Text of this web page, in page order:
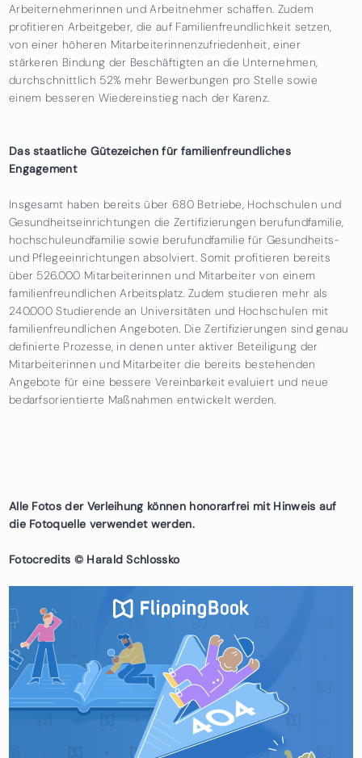
Arbeiternehmerinnen und Arbeitnehmer schaffen. Zudem
profitieren Arbeitgeber, die auf Familienfreundlichkeit setzen,
von einer höheren Mitarbeiterinnenzufriedenheit, einer
stärkeren Bindung der Beschäftigten an die Unternehmen,
durchschnittlich 52% mehr Bewerbungen pro Stelle sowie
einem besseren Wiedereinstieg nach der Karenz.
Das staatliche Gütezeichen für familienfreundliches
Engagement
Insgesamt haben bereits über 680 Betriebe, Hochschulen und
Gesundheitseinrichtungen die Zertifizierungen berufundfamilie,
hochschuleundfamilie sowie berufundfamilie für Gesundheits-
und Pflegeeinrichtungen absolviert. Somit profitieren bereits
über 526.000 Mitarbeiterinnen und Mitarbeitervon einem
familienfreundlichen Arbeitsplatz. Zudem studieren mehr als
240.000 Studierende an Universitäten und Hochschulen mit
familienfreundlichen Angeboten. Die Zertifizierungen sind genau
definierte Prozesse, in denen unter aktiver Beteiligung der
Mitarbeiterinnen und Mitarbeiter die bereits bestehenden
Angebote für eine bessere Vereinbarkeit evaluiert und neue
bedarfsorientierte Maßnahmen entwickelt werden.
Alle Fotos der Verleihung können honorarfrei mit Hinweis auf
die Fotoquelle verwendet werden.
Fotocredits © Harald Schlossko